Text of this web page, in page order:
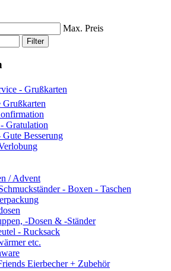
Max. Preis
Filter
- Grußkarten
Gratulation
Gute Besserung
/ Advent
- Boxen - Taschen
-Dosen & -Ständer
- Rucksack
etc.
Eierbecher + Zubehör